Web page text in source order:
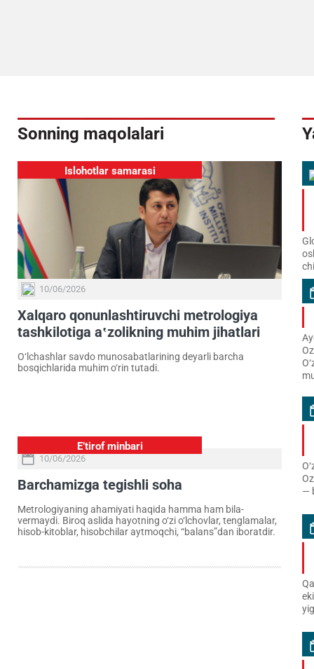
Sonning maqolalari
Islohotlar samarasi
10/06/2026
Xalqaro qonunlashtiruvchi metrologiya
tashkilotiga a‛zolikning muhim jihatlari
O‘lchashlar savdo munosabatlarining deyarli barcha
bosqichlarida muhim o‘rin tutadi.
E’tirof minbari
10/06/2026
Barchamizga tegishli soha
Metrologiyaning ahamiyati haqida hamma ham bila­
vermaydi. Biroq aslida hayotning o‘zi o‘lchovlar, tenglamalar,
hisob-kitoblar, hisob­chilar aytmoqchi, “balans”dan ibo­ratdir.
—